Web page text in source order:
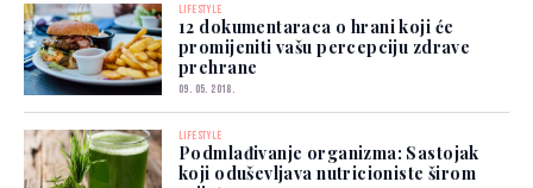
LIFESTYLE
12 dokumentaraca o hrani koji će
promijeniti vašu percepciju zdrave
prehrane
09. 05. 2018.
LIFESTYLE
Podmlađivanje organizma: Sastojak
koji oduševljava nutricioniste širom